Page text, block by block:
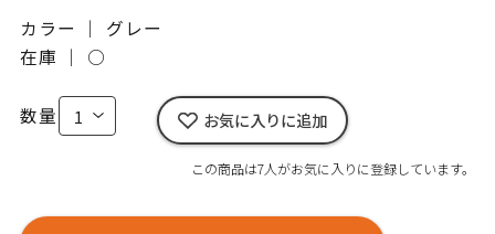
カラー ｜ グレー
在庫 ｜ ○
数量 お気に入りに追加
この商品は7人がお気に入りに登録しています。